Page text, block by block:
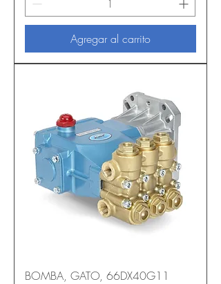
Agregar al carrito
BOMBA, GATO, 66DX40G11